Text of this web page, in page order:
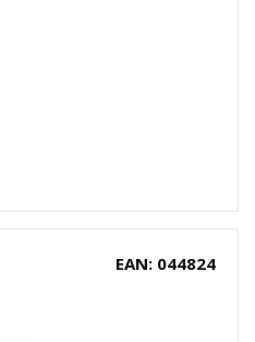
EAN: 044824